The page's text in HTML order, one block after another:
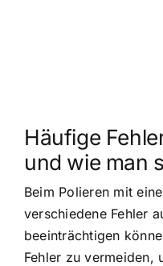
Häufige
und wie man
Beim Polieren mit
verschiedene Fehler
beeinträchtigen
Fehler zu vermeiden,